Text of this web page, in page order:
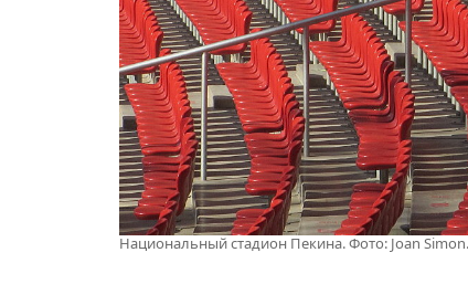
Национальный стадион Пекина. Фото: Joan